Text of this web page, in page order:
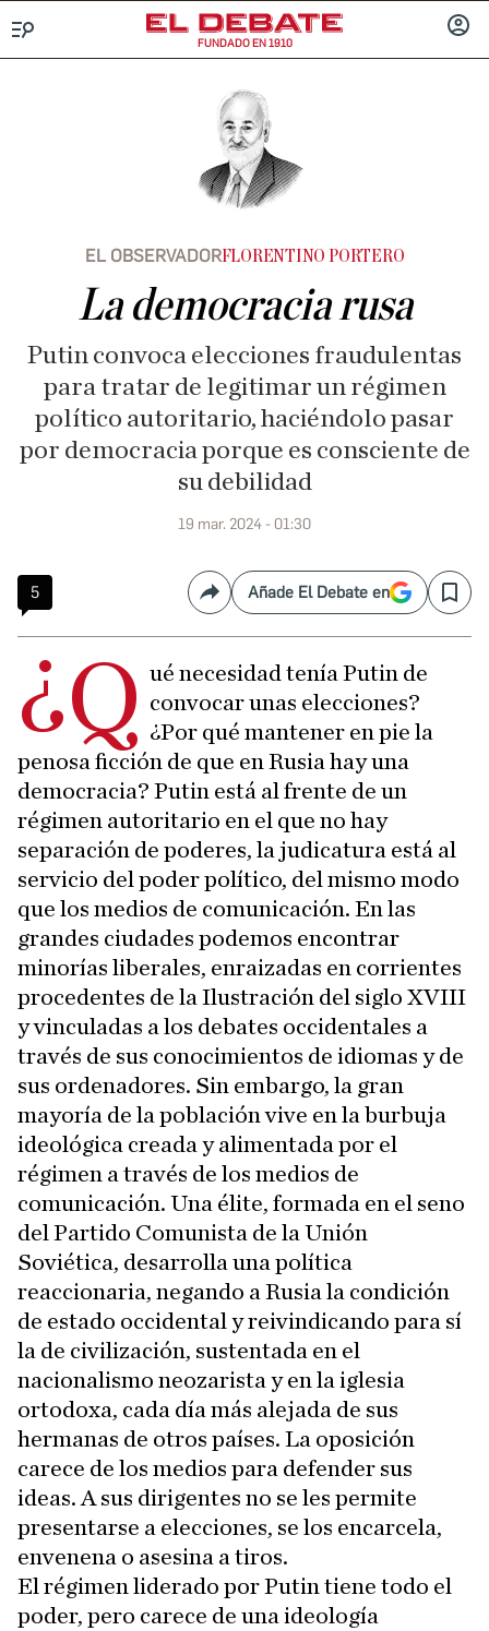
FUNDADO EN 1910
EL OBSERVADORFLORENTINO PORTERO
La democracia rusa
Putin convoca elecciones fraudulentas
para tratar de legitimar un régimen
político autoritario, haciéndolo pasar
por democracia porque es consciente de
su debilidad
19 mar. 2024 - 01:30
5 CompartirAñade El Debate en Save
¿Q ué necesidad tenía Putin de
convocar unas elecciones?
¿Por qué mantener en pie la
penosa ficción de que en Rusia hay una
democracia? Putin está al frente de un
régimen autoritario en el que no hay
separación de poderes, la judicatura está al
servicio del poder político, del mismo modo
que los medios de comunicación. En las
grandes ciudades podemos encontrar
minorías liberales, enraizadas en corrientes
procedentes de la Ilustración del siglo XVIII
y vinculadas a los debates occidentales a
través de sus conocimientos de idiomas y de
sus ordenadores. Sin embargo, la gran
mayoría de la población vive en la burbuja
ideológica creada y alimentada por el
régimen a través de los medios de
comunicación. Una élite, formada en el seno
del Partido Comunista de la Unión
Soviética, desarrolla una política
reaccionaria, negando a Rusia la condición
de estado occidental y reivindicando para sí
la de civilización, sustentada en el
nacionalismo neozarista y en la iglesia
ortodoxa, cada día más alejada de sus
hermanas de otros países. La oposición
carece de los medios para defender sus
ideas. A sus dirigentes no se les permite
presentarse a elecciones, se los encarcela,
envenena o asesina a tiros.
El régimen liderado por Putin tiene todo el
poder, pero carece de una ideología